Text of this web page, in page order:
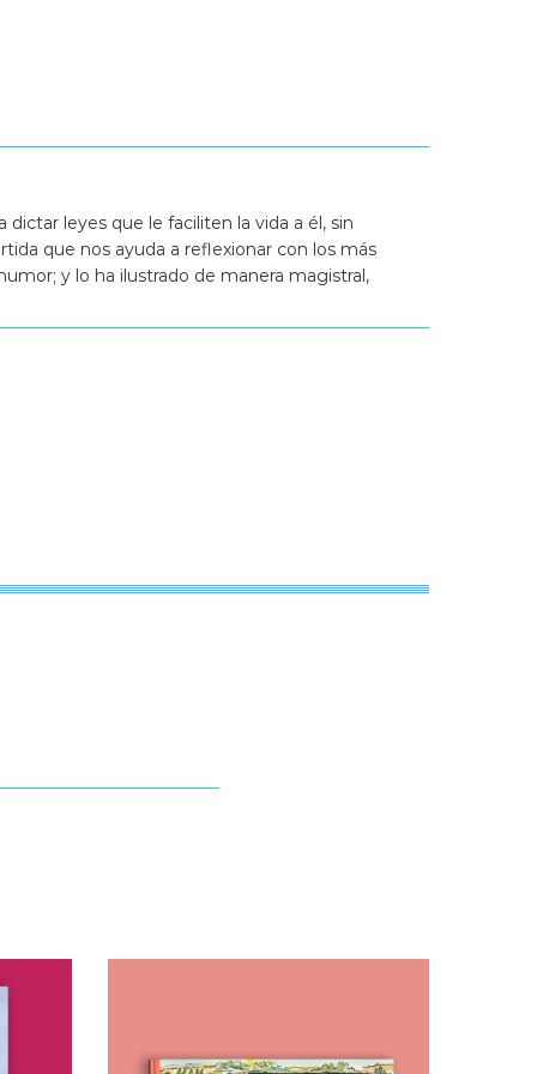
leyes que le faciliten la vida a él, sin
que nos ayuda a reflexionar con los más
y lo ha ilustrado de manera magistral,